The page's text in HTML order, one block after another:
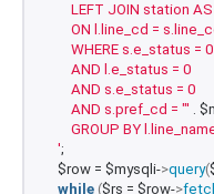
LEFT JOIN station AS
ON l.line_cd =
        WHERE s.e_status = 0
        AND l.e_status = 0
        AND s.e_status = 0
        AND s.pref_cd = "'
.
GROUP BY
    '
;
    $row = $mysqli-
>query(
while ($rs = $row->